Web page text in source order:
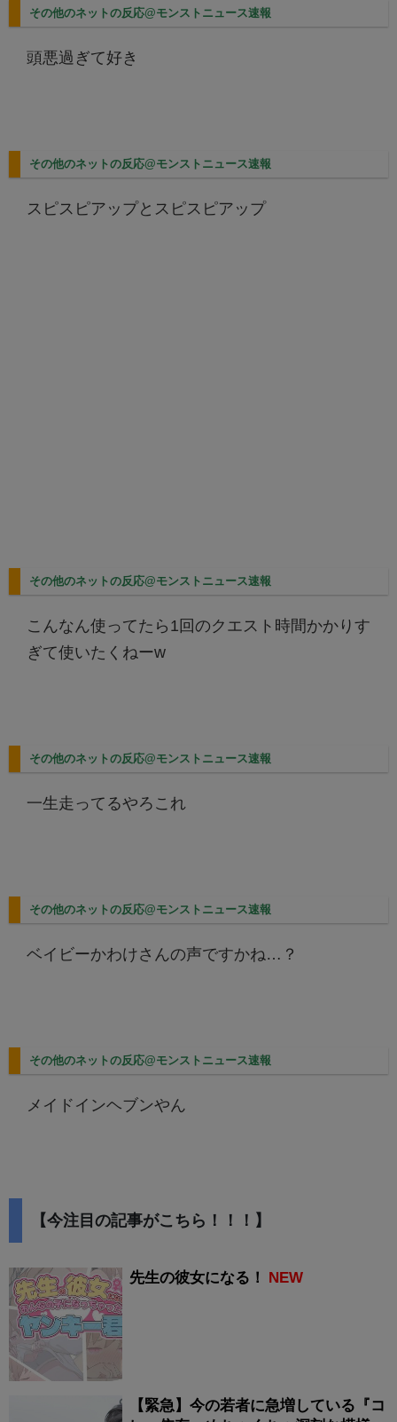
その他のネットの反応@モンストニュース速報
頭悪過ぎて好き
その他のネットの反応@モンストニュース速報
スピスピアップとスピスピアップ
その他のネットの反応@モンストニュース速報
こんなん使ってたら1回のクエスト時間かかりす
ぎて使いたくねーw
その他のネットの反応@モンストニュース速報
一生走ってるやろこれ
その他のネットの反応@モンストニュース速報
ベイビーかわけさんの声ですかね…？
その他のネットの反応@モンストニュース速報
メイドインヘブンやん
【今注目の記事がこちら！！！】
先生の彼女になる！ NEW
【緊急】今の若者に急増している『コ